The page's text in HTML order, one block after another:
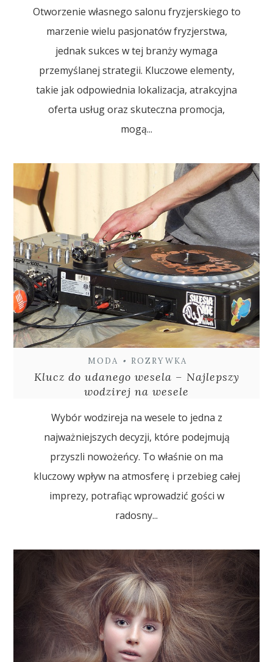
Otworzenie własnego salonu fryzjerskiego to
marzenie wielu pasjonatów fryzjerstwa,
jednak sukces w tej branży wymaga
przemyślanej strategii. Kluczowe elementy,
takie jak odpowiednia lokalizacja, atrakcyjna
oferta usług oraz skuteczna promocja,
mogą...
MODA • ROZRYWKA
Klucz do udanego wesela – Najlepszy
wodzirej na wesele
Wybór wodzireja na wesele to jedna z
najważniejszych decyzji, które podejmują
przyszli nowożeńcy. To właśnie on ma
kluczowy wpływ na atmosferę i przebieg całej
imprezy, potrafiąc wprowadzić gości w
radosny...